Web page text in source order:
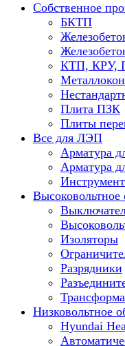
Собственное
БКТП
КТП, КРУ,
Плита ПЗК
Плиты
Все для ЛЭП
Арматура
Арматура
Высоковольтное
Изоляторы
Разрядники
Низковольтное
Hyundai